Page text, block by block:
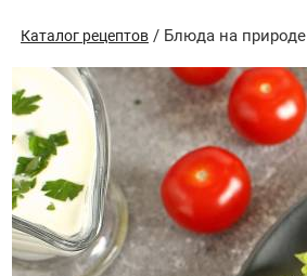
Каталог рецептов / Блюда на природе